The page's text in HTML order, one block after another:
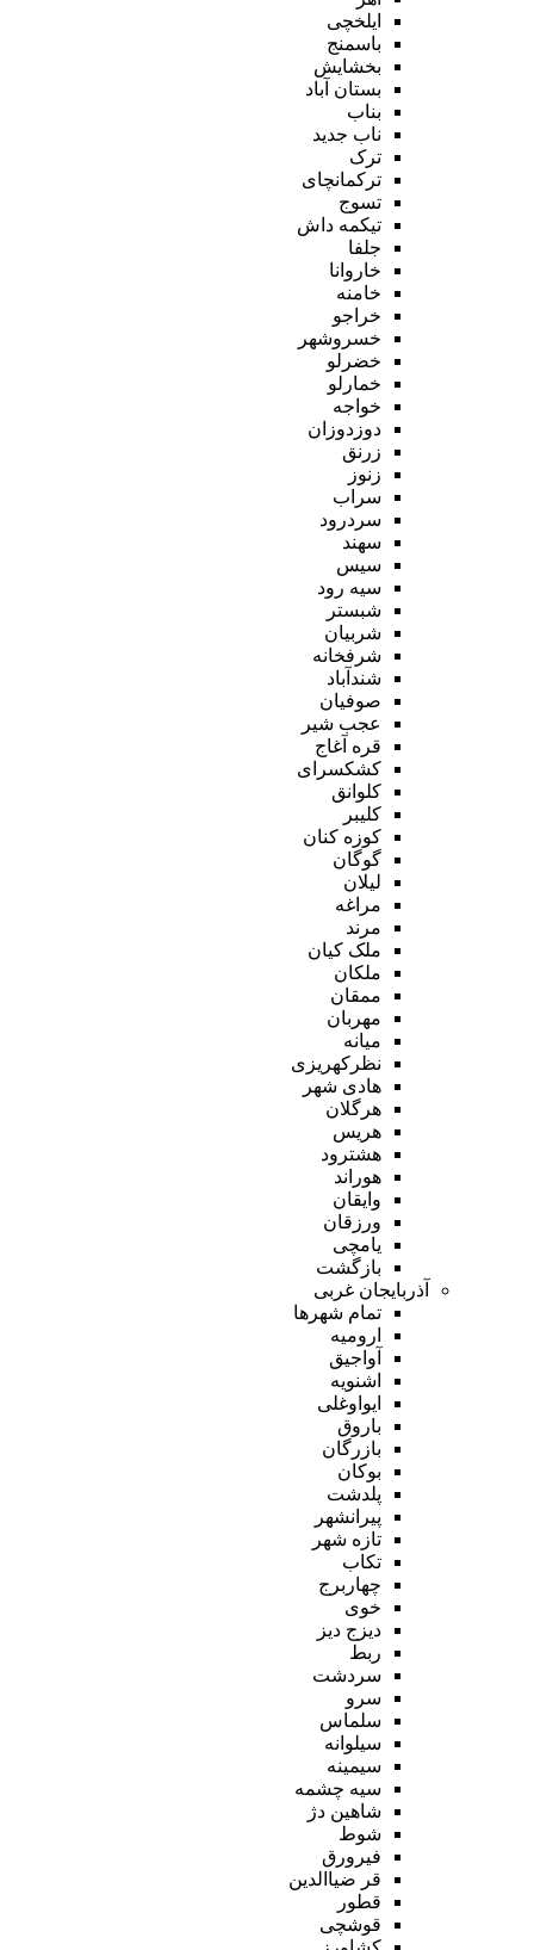
ایلخچی
باسمنج
بخشایش
بستان آباد
بناب
ناب جدید
ترک
ترکمانچای
تسوج
تیکمه داش
جلفا
خاروانا
خامنه
خراجو
خسروشهر
خضرلو
خمارلو
خواجه
دوزدوزان
زرنق
زنوز
سراب
سردرود
سهند
سیس
سیه رود
شبستر
شربیان
شرفخانه
شندآباد
صوفیان
عجب شیر
قره آغاج
کشکسرای
کلوانق
کلیبر
کوزه کنان
گوگان
لیلان
مراغه
مرند
ملک کیان
ملکان
ممقان
مهربان
میانه
نظرکهریزی
هادی شهر
هرگلان
هریس
هشترود
هوراند
وایقان
ورزقان
یامچی
بازگشت
آذربایجان غربی
تمام شهر‌ها
ارومیه
آواجیق
اشنویه
ایواوغلی
باروق
بازرگان
بوکان
پلدشت
پیرانشهر
تازه شهر
تکاب
چهاربرج
خوی
دیزج دیز
ربط
سردشت
سرو
سلماس
سیلوانه
سیمینه
سیه چشمه
شاهین دژ
شوط
فیرورق
قر ضیاالدین
قطور
قوشچی